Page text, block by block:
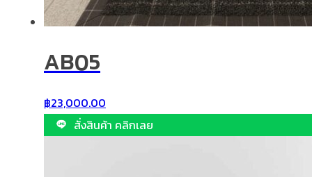
AB05
฿23,000.00
สั่งสินค้า คลิกเลย